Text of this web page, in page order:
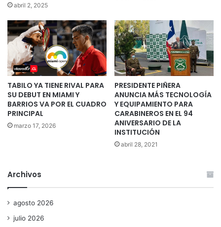
abril 2, 2025
TABILO YA TIENE RIVAL PARA
SU DEBUT EN MIAMI Y
BARRIOS VA POR EL CUADRO
PRINCIPAL
marzo 17, 2026
PRESIDENTE PIÑERA
ANUNCIA MÁS TECNOLOGÍA
Y EQUIPAMIENTO PARA
CARABINEROS EN EL 94
ANIVERSARIO DE LA
INSTITUCIÓN
abril 28, 2021
Archivos
agosto 2026
julio 2026